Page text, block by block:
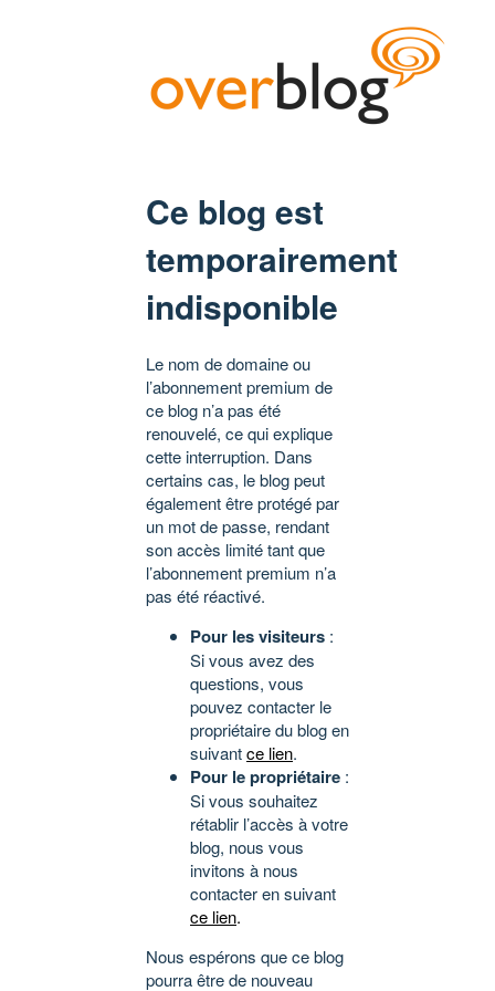
Ce blog est
temporairement
indisponible
Le nom de domaine ou
l’abonnement premium de
ce blog n’a pas été
renouvelé, ce qui explique
cette interruption. Dans
certains cas, le blog peut
également être protégé par
un mot de passe, rendant
son accès limité tant que
l’abonnement premium n’a
pas été réactivé.
Pour les visiteurs :
Si vous avez des
questions, vous
pouvez contacter le
propriétaire du blog en
suivantce lien.
Pour le propriétaire :
Si vous souhaitez
rétablir l’accès à votre
blog, nous vous
invitons à nous
contacter en suivant
ce lien.
Nous espérons que ce blog
pourra être de nouveau